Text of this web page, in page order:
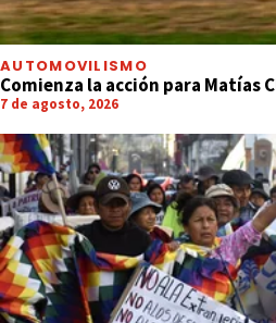
AUTOMOVILISMO
Comienza la acción para Matías
7 de agosto, 2026